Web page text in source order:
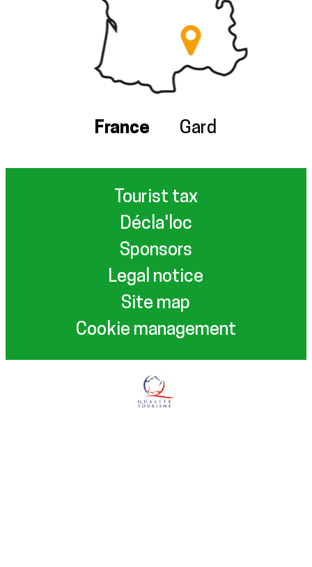
France Gard
Tourist tax
Décla'loc
Sponsors
Legal notice
Site map
Cookie management